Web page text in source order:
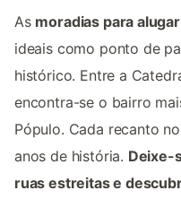
As moradias para
ideais como ponto de
histórico. Entre a
encontra-se o bairro
Pópulo. Cada recanto
anos de história. Deixe-
ruas estreitas e